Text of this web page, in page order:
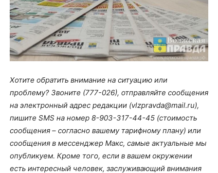
Хотите обратить внимание на ситуацию или
проблему? Звоните (777-026), отправляйте сообщения
на электронный адрес редакции (vlzpravda@mail.ru),
пишите SMS на номер 8-903-317-44-45 (стоимость
сообщения – согласно вашему тарифному плану) или
сообщения в мессенджер Макс, самые актуальные мы
опубликуем. Кроме того, если в вашем окружении
есть интересный человек, заслуживающий внимания